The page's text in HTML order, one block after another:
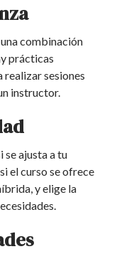
combinación
prácticas
realizar sesiones
instructor.
se ajusta a tu
el curso se ofrece
y elige la